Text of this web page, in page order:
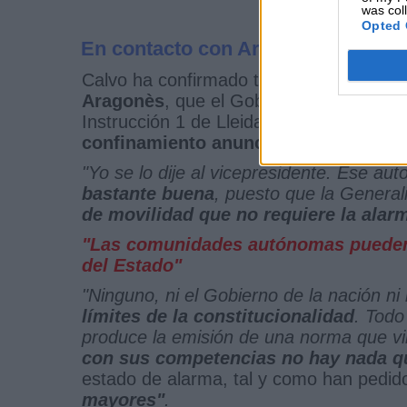
was
Opted
En contacto con Aragonès por el
Calvo ha confirmado también que le
Aragonès, que el Gobierno catalán
Instrucción 1 de Lleida. Cabe recordar
confinamiento anunciado por el
"Yo se lo dije al vicepresidente. Ese
bastante buena, puesto que la
de movilidad que no requiere la
"Las comunidades autónomas
del Estado"
"Ninguno, ni el Gobierno de la nación
límites de la constitucionalidad.
produce la emisión de una norma que
con sus competencias no hay nada
estado de alarma, tal y como han
mayores".